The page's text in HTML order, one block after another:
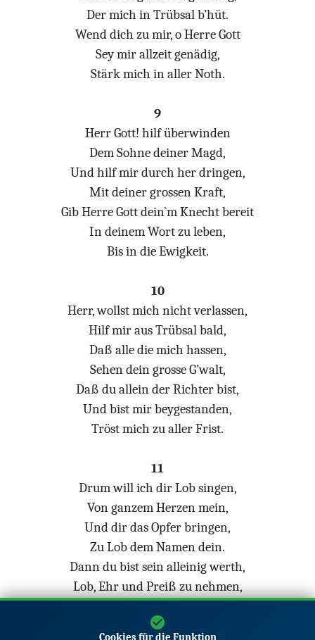
Der mich in Trübsal b’hüt.
Wend dich zu mir, o Herre Gott
Sey mir allzeit genädig,
Stärk mich in aller Noth.
9
Herr Gott! hilf überwinden
Dem Sohne deiner Magd,
Und hilf mir durch her dringen,
Mit deiner grossen Kraft,
Gib Herre Gott dein`m Knecht bereit
In deinem Wort zu leben,
Bis in die Ewigkeit.
10
Herr, wollst mich nicht verlassen,
Hilf mir aus Trübsal bald,
Daß alle die mich hassen,
Sehen dein grosse G’walt,
Daß du allein der Richter bist,
Und bist mir beygestanden,
Tröst mich zu aller Frist.
11
Drum will ich dir Lob singen,
Von ganzem Herzen mein,
Und dir das Opfer bringen,
Zu Lob dem Namen dein.
Dann du bist sein alleinig werth,
Lob, Ehr und Preiß zu nehmen,
Amen.
Cookies für die Funktion